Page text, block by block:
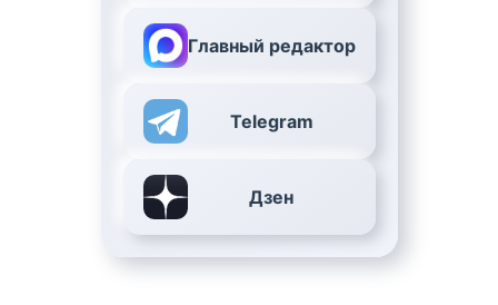
Главный редактор
Telegram
Дзен